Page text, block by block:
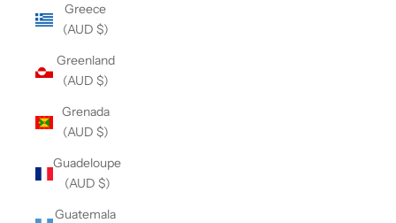
Greece
(AUD $)
Greenland
(AUD $)
Grenada
(AUD $)
Guadeloupe
(AUD $)
Guatemala